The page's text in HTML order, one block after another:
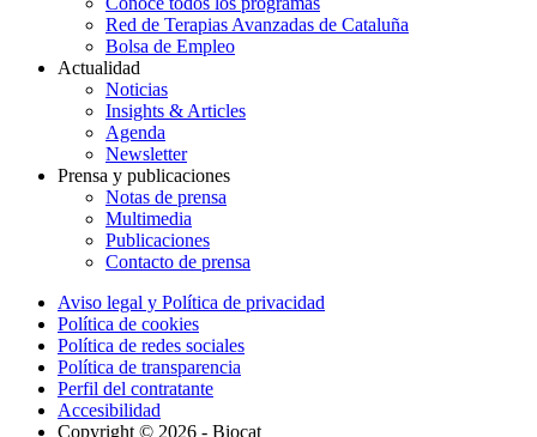
Red de Terapias Avanzadas de Cataluña
Bolsa de Empleo
Actualidad
Noticias
Insights & Articles
Agenda
Newsletter
Prensa y publicaciones
Notas de prensa
Multimedia
Publicaciones
Contacto de prensa
Aviso legal y Política de privacidad
Política de cookies
Política de redes sociales
Política de transparencia
Perfil del contratante
Accesibilidad
Copyright © 2026 - Biocat